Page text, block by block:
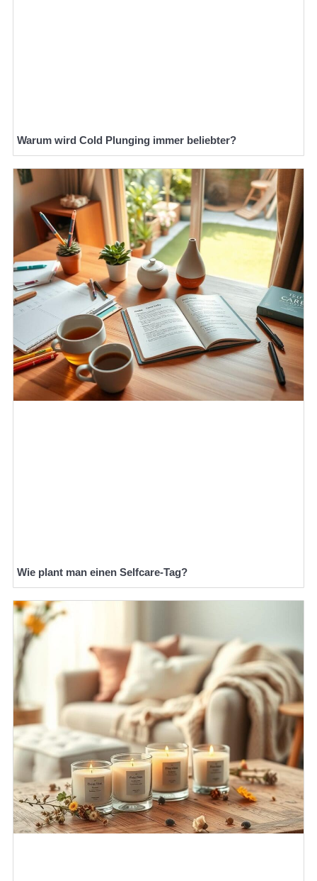
Warum wird Cold Plunging immer beliebter?
Wie plant man einen Selfcare-Tag?